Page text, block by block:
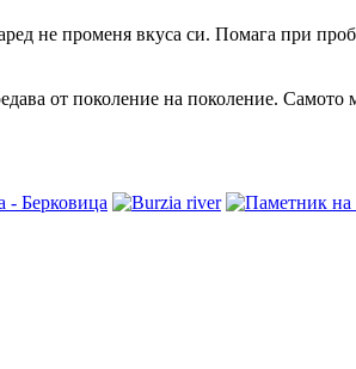
не променя вкуса си. Помага при
от поколение на поколение.